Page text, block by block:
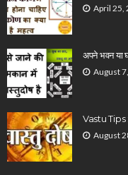
April 25,
अपने भवन या
August
Vastu Tips :
August